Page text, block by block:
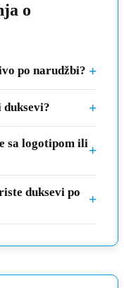
o
po narudžbi? +
+
sa logotipom ili+
duksevi po
+